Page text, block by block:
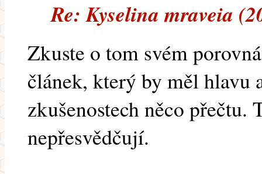
Re: Kyselina mraveia
Zkuste o tom svém
článek, který by měl hlavu
zkušenostech něco
nepřesvědčují.